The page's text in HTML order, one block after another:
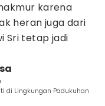
karena
heran juga dari
Sri tetap jadi
di Lingkungan Padukuhan